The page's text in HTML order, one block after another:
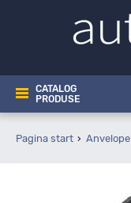
CATALOG
PRODUSE
Pagina start Anvelope